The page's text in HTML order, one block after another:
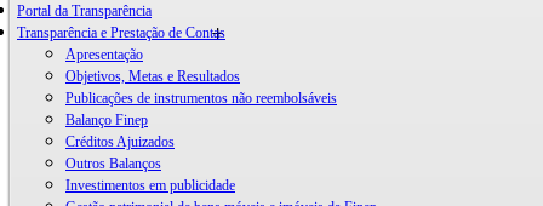
Portal da Transparência
Transparência e Prestação de Contas
Apresentação
Objetivos, Metas e Resultados
Publicações de instrumentos não reembolsáveis
Balanço Finep
Créditos Ajuizados
Outros Balanços
Investimentos em publicidade